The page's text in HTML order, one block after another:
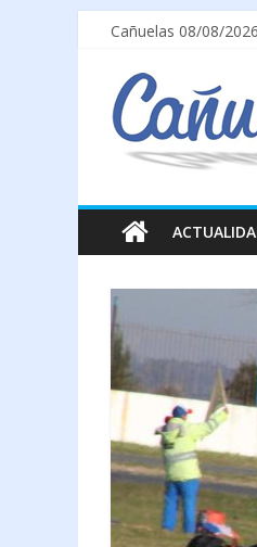
Cañuelas 08/08/2026